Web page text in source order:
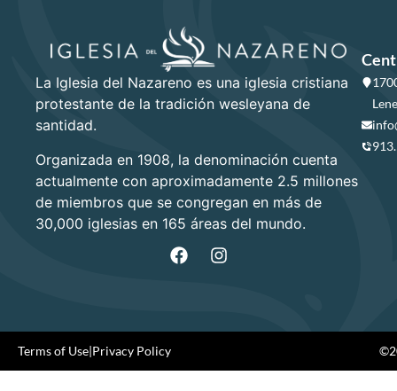
La Iglesia del Nazareno es una iglesia cristiana
protestante de la tradición wesleyana de
santidad.
Organizada en 1908, la denominación cuenta
actualmente con aproximadamente 2.5 millones
de miembros que se congregan en más de
30,000 iglesias en 165 áreas del mundo.
Terms of Use|Privacy Policy